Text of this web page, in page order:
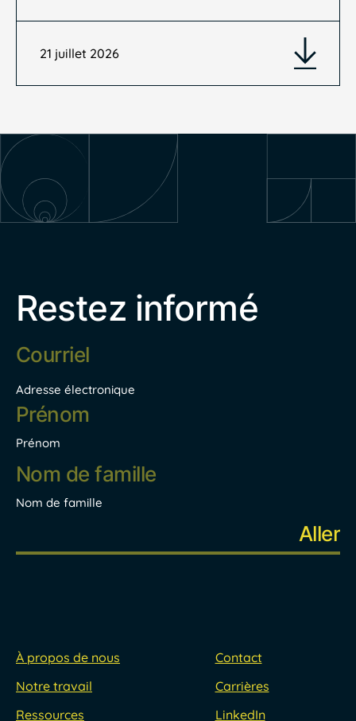
21 juillet 2026
Restez informé
Adresse
électronique
Adresse électronique
Nom
Prénom
Nom de famille
À propos de nous
Notre travail
Ressources
Contact
Carrières
LinkedIn